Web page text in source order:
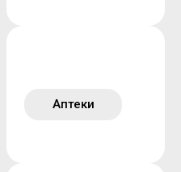
Аптеки